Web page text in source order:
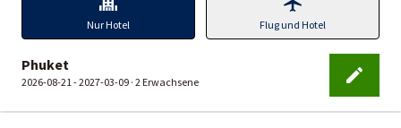
Nur Hotel Flug und Hotel
Phuket
2026-08-21 - 2027-03-09 · 2 Erwachsene